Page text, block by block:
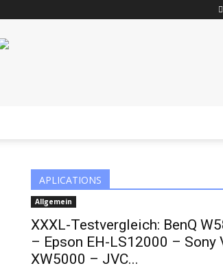
APLICATIONS
Allgemein
XXXL-Testvergleich: BenQ
– Epson EH-LS12000 – Sony
XW5000 – JVC...